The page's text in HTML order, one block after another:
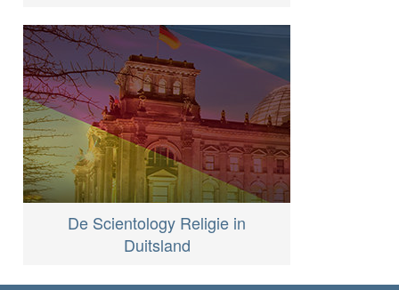
De Scientology Religie in
Duitsland